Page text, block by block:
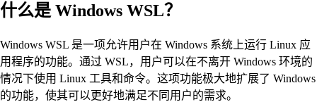
什么是 Windows WSL？
Windows WSL 是一项允许用户在 Windows 系统上运行 Linux 应
用程序的功能。通过 WSL，用户可以在不离开 Windows 环境的
情况下使用 Linux 工具和命令。这项功能极大地扩展了 Windows
的功能，使其可以更好地满足不同用户的需求。